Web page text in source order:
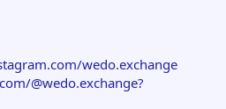
wedo.exchange
@wedo.exchange?